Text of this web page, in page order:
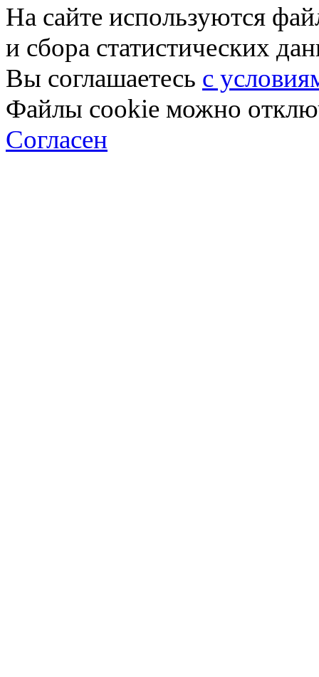
На сайте используются
и сбора статистических
Вы соглашаетесь с
Файлы cookie можно
Согласен